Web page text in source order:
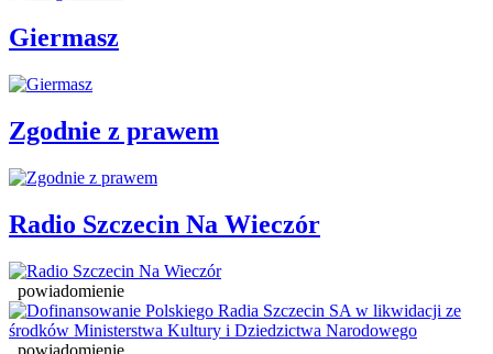
Giermasz
Zgodnie z prawem
Radio Szczecin Na Wieczór
powiadomienie
powiadomienie